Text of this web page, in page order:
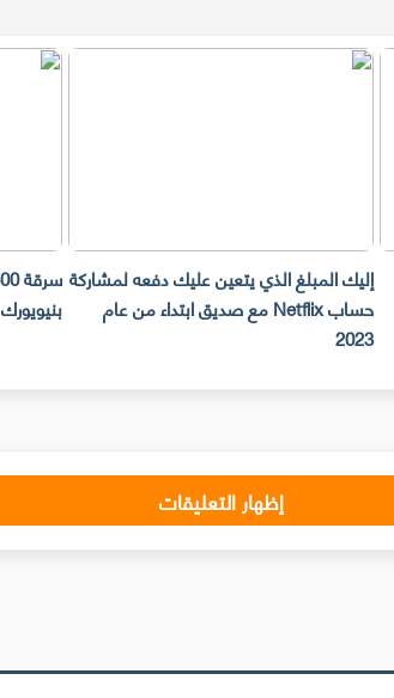
إليك المبلغ الذي يتعين عليك دفعه لمشاركة
حساب Netflix مع صديق ابتداء من عام
2023
بنيويورك
إظهار التعليقات